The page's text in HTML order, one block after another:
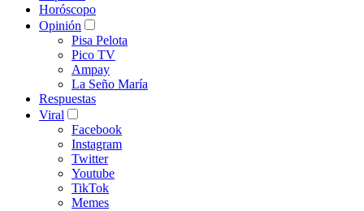
Horóscopo
Opinión
Pisa Pelota
Pico TV
Ampay
La Seño María
Respuestas
Viral
Facebook
Instagram
Twitter
Youtube
TikTok
Memes